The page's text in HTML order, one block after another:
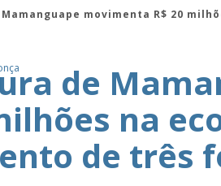
Mamanguape
movimenta R$ 20
de
na
de três